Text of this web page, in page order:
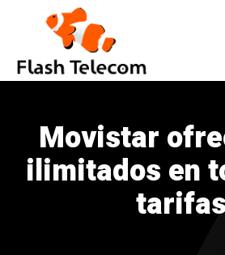
Movistar
ilimitados en
tarifas